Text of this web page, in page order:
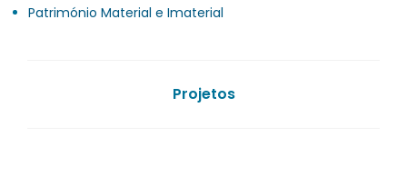
Património Material e Imaterial
Projetos